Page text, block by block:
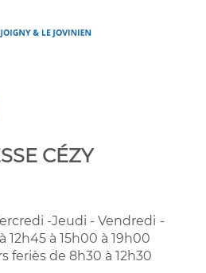
CÉZY
-Jeudi - Vendredi -
12h45 à15h00 à 19h00
feriès de 8h30 à 12h30